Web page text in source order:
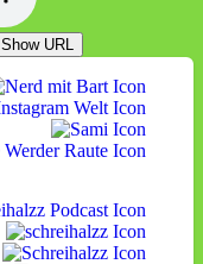
Show URL